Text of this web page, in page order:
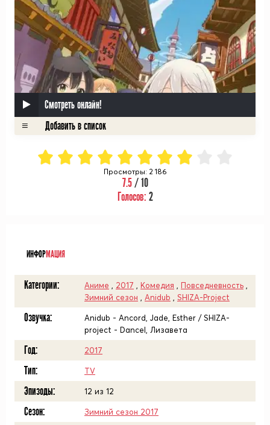
Смотреть онлайн!
Просмотры: 2 186
7.5/ 10
Голосов: 2
ИНФОРМАЦИЯ
Категории: Аниме 2017 Комедия Повседневность
Зимний сезон
Anidub SHIZA-Project
Озвучка:
Anidub - Ancord, Jade, Esther / SHIZA-
project - Dancel, Лизавета
Год: 2017
Тип: TV
Эпизоды: 12 из 12
Сезон: Зимний сезон 2017